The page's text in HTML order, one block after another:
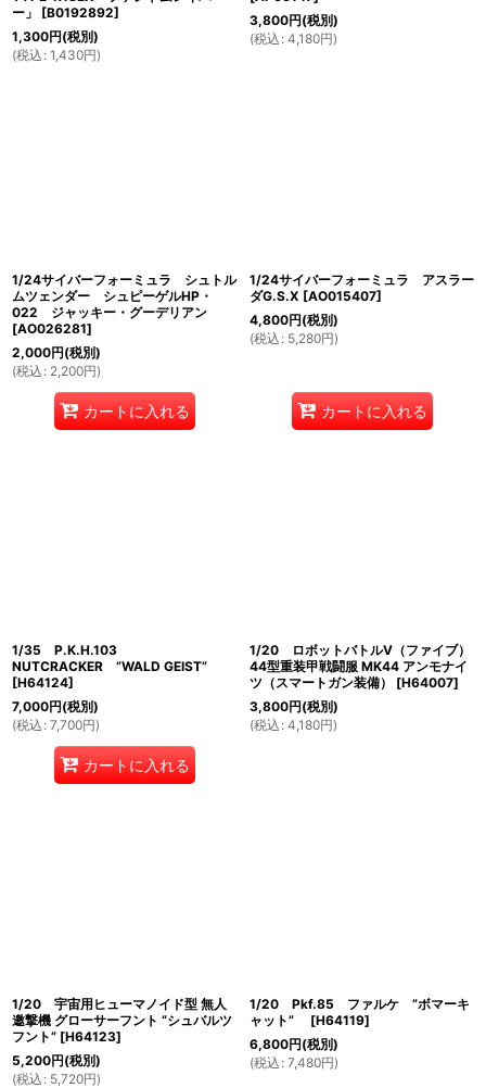
ー」
[B0192892]
1,300円(税別)
(税込 : 1,430円)
3,800円(税別)
(税込 : 4,180円)
1/24サイバーフォーミュラ シュトル
ムツェンダー シュピーゲルHP・
022 ジャッキー・グーデリアン
[AO026281]
2,000円(税別)
(税込 : 2,200円)
カートに入れる
1/24サイバーフォーミュラ アスラー
ダG.S.X [AO015407]
4,800円(税別)
(税込 : 5,280円)
カートに入れる
1/35 P.K.H.103
NUTCRACKER ”WALD GEIST”
[H64124]
7,000円(税別)
(税込 : 7,700円)
カートに入れる
1/20 ロボットバトルV（ファイブ）
44型重装甲戦闘服 MK44 アンモナイ
ツ（スマートガン装備）
[H64007]
3,800円(税別)
(税込 : 4,180円)
1/20 宇宙用ヒューマノイド型 無人
邀撃機 グローサーフント “シュバルツ
フント” [H64123]
5,200円(税別)
(税込 : 5,720円)
1/20 Pkf.85 ファルケ ”ボマーキ
ャット”
[H64119]
6,800円(税別)
(税込 : 7,480円)